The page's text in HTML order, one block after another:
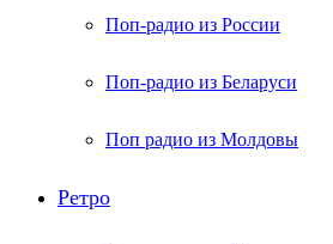
Поп-радио из России
Поп-радио из Беларуси
Поп радио из Молдовы
Ретро